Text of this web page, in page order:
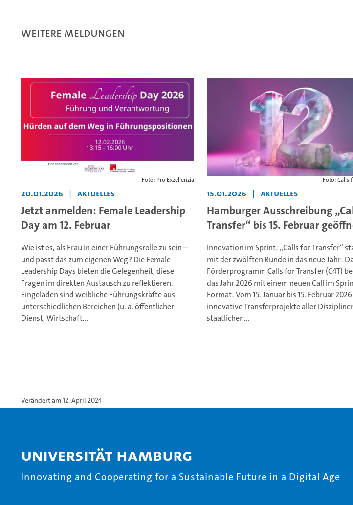
Weitere Meldungen
Foto: Pro Exzellenzia
20.01.2026 | Aktuelles
Jetzt anmelden: Female Leadership
Day am 12. Februar
Wie ist es, als Frau in einer Führungsrolle zu sein –
und passt das zum eigenen Weg? Die Female
Leadership Days bieten die Gelegenheit, diese
Fragen im direkten Austausch zu reflektieren.
Eingeladen sind weibliche Führungskräfte aus
unterschiedlichen Bereichen (u. a. öffentlicher
Dienst, Wirtschaft...
Foto: Calls
15.01.2026 | Aktuelles
Hamburger Ausschreibung
Transfer“ bis 15. Februar
Innovation im Sprint: „Calls for Transfer“
mit der zwölften Runde in das neue Jahr:
Förderprogramm Calls for Transfer (C4T)
das Jahr 2026 mit einem neuen Call im
Format: Vom 15. Januar bis 15. Februar
innovative Transferprojekte aller
staatlichen...
Verändert am 12. April 2024
Universität Hamburg
Innovating and Cooperating for a Sustainable Future in a Digital Age